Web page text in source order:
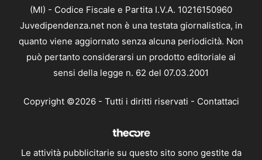
(MI) - Codice Fiscale e Partita I.V.A. 10216150960
Juvedipendenza.net non è una testata giornalistica, in
quanto viene aggiornato senza alcuna periodicità. Non
può pertanto considerarsi un prodotto editoriale ai
sensi della legge n. 62 del 07.03.2001
Copyright ©2026 - Tutti i diritti riservati - Contattaci
Le attività pubblicitarie su questo sito sono gestite da